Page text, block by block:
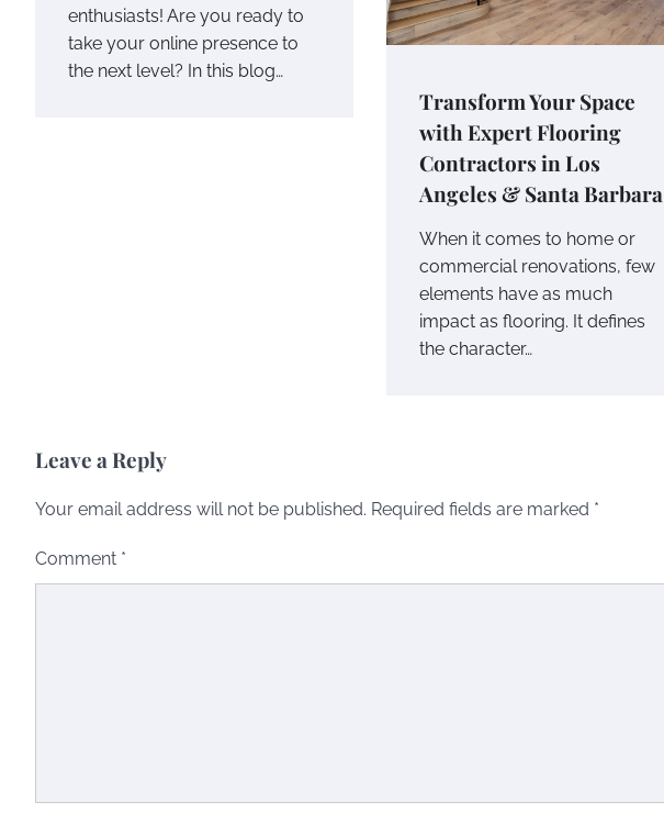
enthusiasts! Are you ready to
take your online presence to
the next level? In this blog…
Transform Your Space
with Expert Flooring
Contractors in Los
Angeles & Santa Barbara
When it comes to home or
commercial renovations, few
elements have as much
impact as flooring. It defines
the character…
Leave a Reply
Your email address will not be published. Required fields are marked *
Comment *